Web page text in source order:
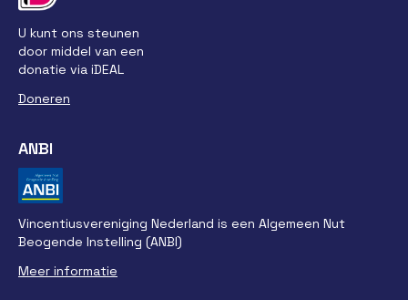
U kunt ons steunen
door middel van een
donatie via iDEAL
Doneren
ANBI
Vincentiusvereniging Nederland is een Algemeen Nut
Beogende Instelling (ANBI)
Meer informatie